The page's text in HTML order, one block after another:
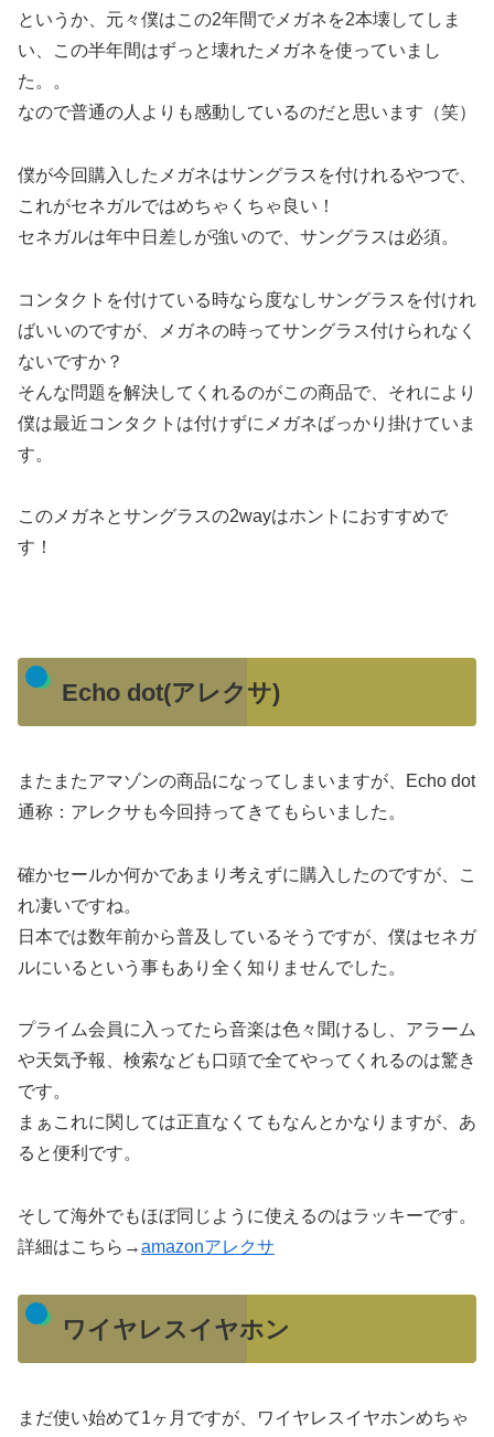
というか、元々僕はこの2年間でメガネを2本壊してしま
い、この半年間はずっと壊れたメガネを使っていまし
た。。
なので普通の人よりも感動しているのだと思います（笑）
僕が今回購入したメガネはサングラスを付けれるやつで、
これがセネガルではめちゃくちゃ良い！
セネガルは年中日差しが強いので、サングラスは必須。
コンタクトを付けている時なら度なしサングラスを付けれ
ばいいのですが、メガネの時ってサングラス付けられなく
ないですか？
そんな問題を解決してくれるのがこの商品で、それにより
僕は最近コンタクトは付けずにメガネばっかり掛けていま
す。
このメガネとサングラスの2wayはホントにおすすめで
す！
Echo dot(アレクサ)
またまたアマゾンの商品になってしまいますが、Echo dot
通称：アレクサも今回持ってきてもらいました。
確かセールか何かであまり考えずに購入したのですが、こ
れ凄いですね。
日本では数年前から普及しているそうですが、僕はセネガ
ルにいるという事もあり全く知りませんでした。
プライム会員に入ってたら音楽は色々聞けるし、アラーム
や天気予報、検索なども口頭で全てやってくれるのは驚き
です。
まぁこれに関しては正直なくてもなんとかなりますが、あ
ると便利です。
そして海外でもほぼ同じように使えるのはラッキーです。
詳細はこちら→amazonアレクサ
ワイヤレスイヤホン
まだ使い始めて1ヶ月ですが、ワイヤレスイヤホンめちゃ